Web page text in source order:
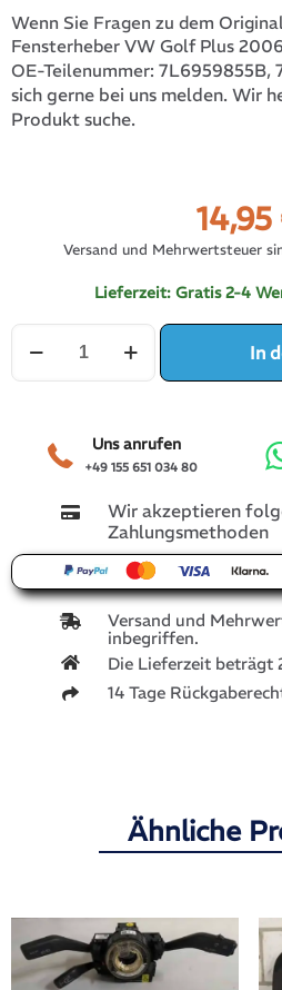
Wenn Sie Fragen zu dem
Fensterheber VW Golf Plus
OE-Teilenummer: 7L6959855B,
sich gerne bei uns melden. Wir
Produkt suche.
14,95
Versand und Mehrwertsteuer
Lieferzeit: Gratis 2-4
Schalter
Fensterheber
VW
7L6959855
In
+49 155 651 034 80
Uns anrufen
Wir akzeptieren
Zahlungsmethoden
Versand und
inbegriffen.
Die Lieferzeit beträgt
14 Tage
Ähnliche